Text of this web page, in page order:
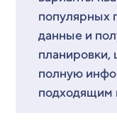
популярных
данные и
планировки,
полную
подходящим